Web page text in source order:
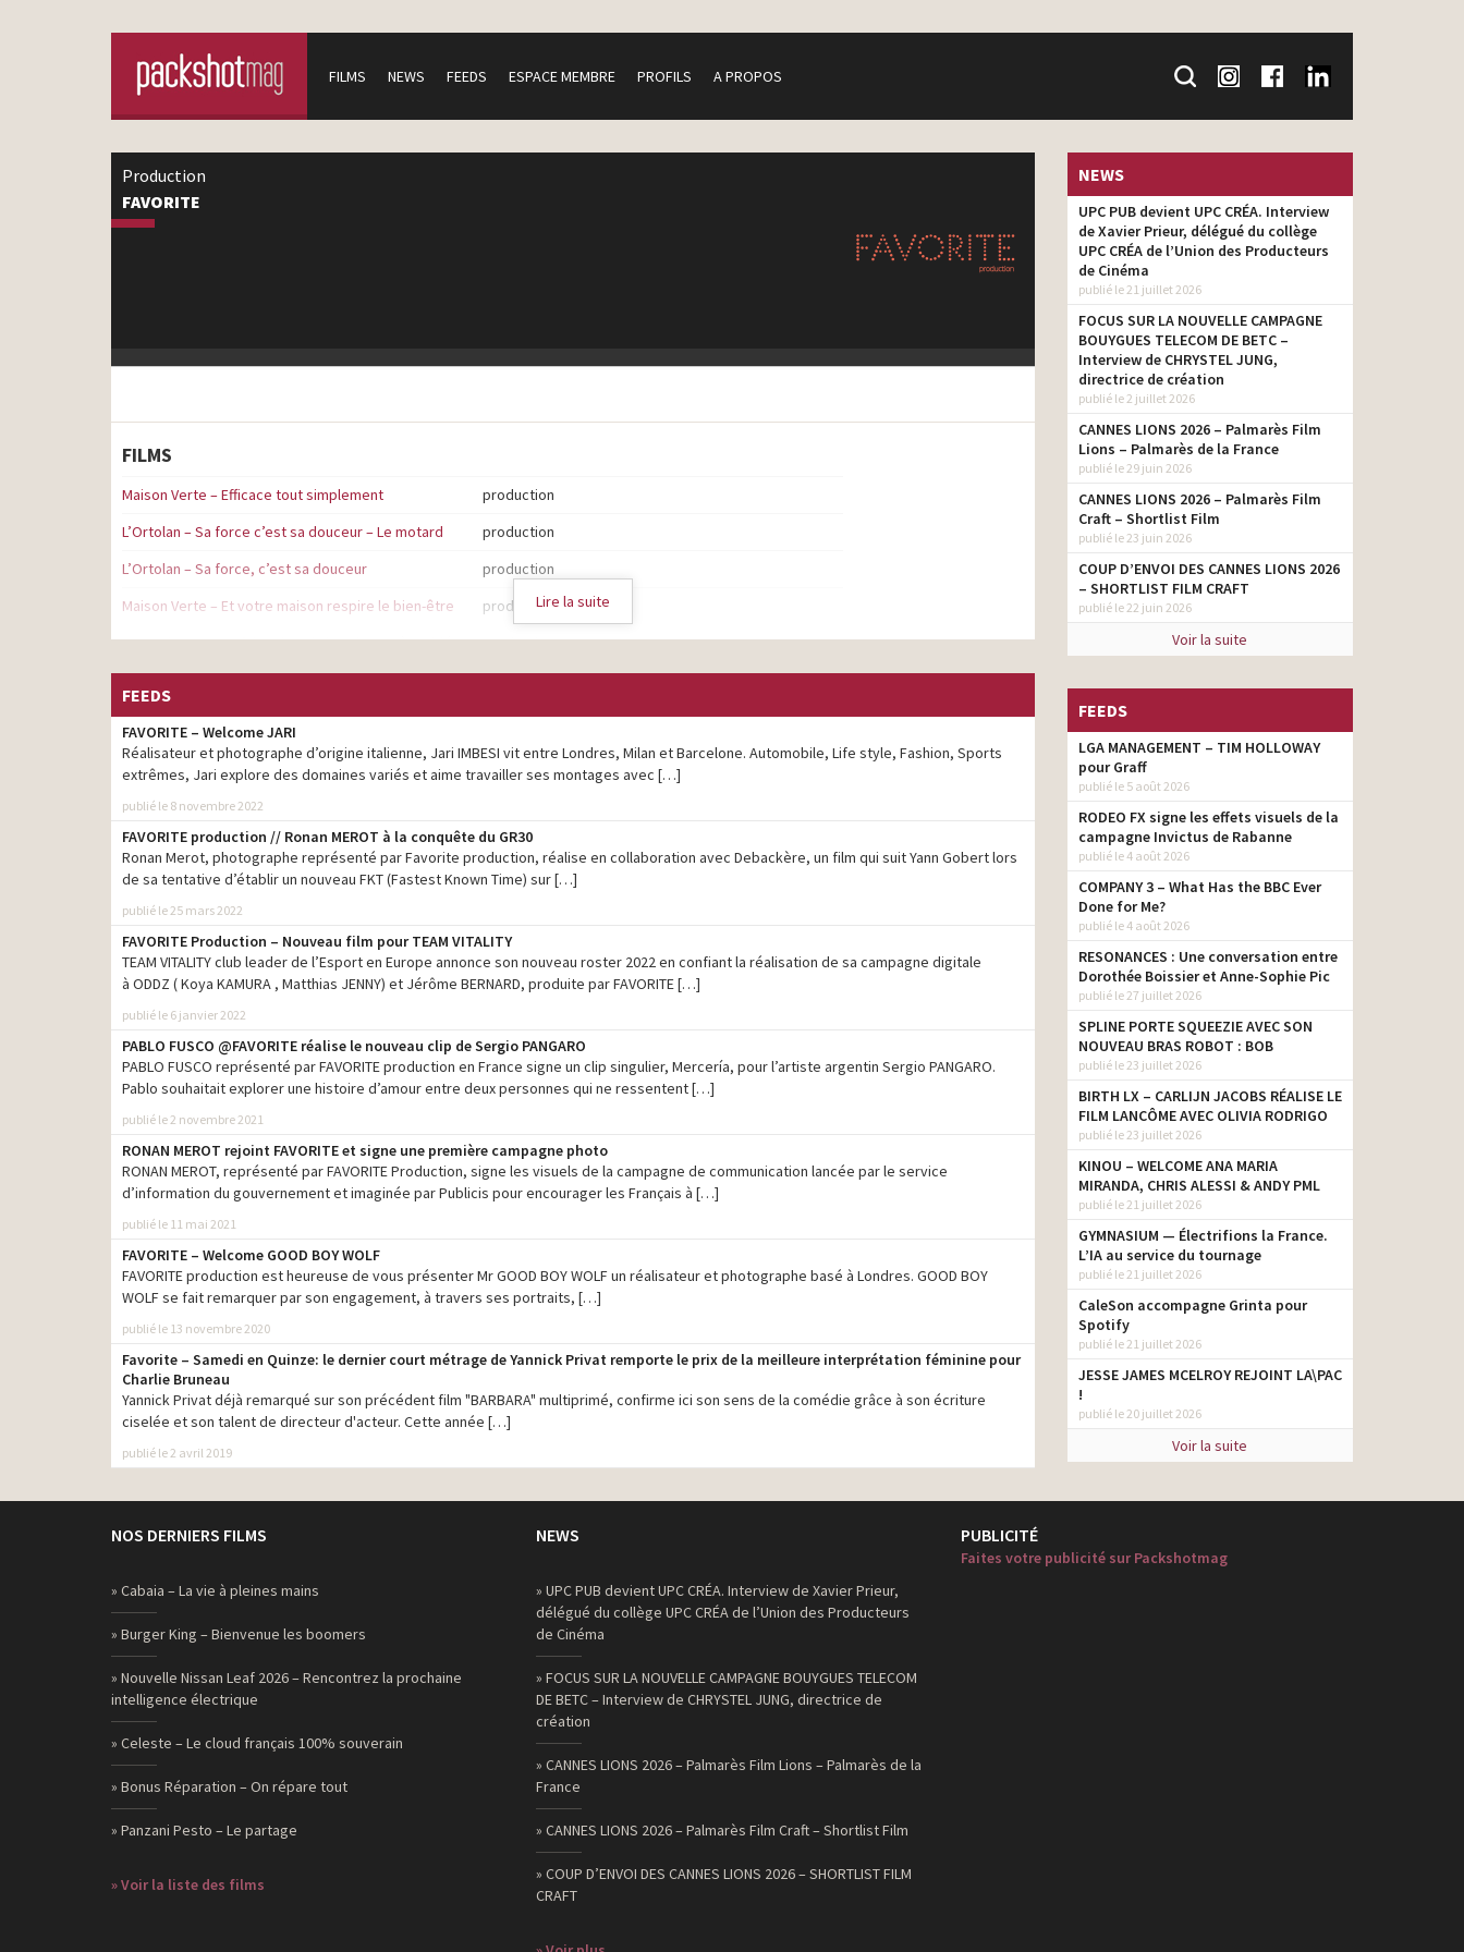
FILMS NEWS FEEDS ESPACE MEMBRE PROFILS A PROPOS
Production
FAVORITE
FILMS
Maison Verte – Efficace tout simplement
production
L’Ortolan – Sa force c’est sa douceur – Le motard
production
L’Ortolan – Sa force, c’est sa douceur
production
Maison Verte – Et votre maison respire le bien-être
production
Sanytol – Vous ne faites jamais les choses à moitié
production
Smectalia – C’est pas le moment – 2021
production
Croustipate – Les Croustimecs
production
Candia – Le lait aussi ça se choisit
production
Lire la suite
FEEDS
FAVORITE – Welcome JARI
Réalisateur et photographe d’origine italienne, Jari IMBESI vit entre Londres, Milan et Barcelone. Automobile, Life style, Fashion, Sports
extrêmes, Jari explore des domaines variés et aime travailler ses montages avec […]
publié le 8 novembre 2022
FAVORITE production // Ronan MEROT à la conquête du GR30
Ronan Merot, photographe représenté par Favorite production, réalise en collaboration avec Debackère, un film qui suit Yann Gobert lors
de sa tentative d’établir un nouveau FKT (Fastest Known Time) sur […]
publié le 25 mars 2022
FAVORITE Production – Nouveau film pour TEAM VITALITY
TEAM VITALITY club leader de l’Esport en Europe annonce son nouveau roster 2022 en confiant la réalisation de sa campagne digitale
à ODDZ ( Koya KAMURA , Matthias JENNY) et Jérôme BERNARD, produite par FAVORITE […]
publié le 6 janvier 2022
PABLO FUSCO @FAVORITE réalise le nouveau clip de Sergio PANGARO
PABLO FUSCO représenté par FAVORITE production en France signe un clip singulier, Mercería, pour l’artiste argentin Sergio PANGARO.
Pablo souhaitait explorer une histoire d’amour entre deux personnes qui ne ressentent […]
publié le 2 novembre 2021
RONAN MEROT rejoint FAVORITE et signe une première campagne photo
RONAN MEROT, représenté par FAVORITE Production, signe les visuels de la campagne de communication lancée par le service
d’information du gouvernement et imaginée par Publicis pour encourager les Français à […]
publié le 11 mai 2021
FAVORITE – Welcome GOOD BOY WOLF
FAVORITE production est heureuse de vous présenter Mr GOOD BOY WOLF un réalisateur et photographe basé à Londres. GOOD BOY
WOLF se fait remarquer par son engagement, à travers ses portraits, […]
publié le 13 novembre 2020
Favorite – Samedi en Quinze: le dernier court métrage de Yannick Privat remporte le prix de la meilleure interprétation féminine pour
Charlie Bruneau
Yannick Privat déjà remarqué sur son précédent film "BARBARA" multiprimé, confirme ici son sens de la comédie grâce à son écriture
ciselée et son talent de directeur d'acteur. Cette année […]
publié le 2 avril 2019
NEWS
UPC PUB devient UPC CRÉA. Interview
de Xavier Prieur, délégué du collège
UPC CRÉA de l’Union des Producteurs
de Cinéma
publié le 21 juillet 2026
FOCUS SUR LA NOUVELLE CAMPAGNE
BOUYGUES TELECOM DE BETC –
Interview de CHRYSTEL JUNG,
directrice de création
publié le 2 juillet 2026
CANNES LIONS 2026 – Palmarès Film
Lions – Palmarès de la France
publié le 29 juin 2026
CANNES LIONS 2026 – Palmarès Film
Craft – Shortlist Film
publié le 23 juin 2026
COUP D’ENVOI DES CANNES LIONS 2026
– SHORTLIST FILM CRAFT
publié le 22 juin 2026
Voir la suite
FEEDS
LGA MANAGEMENT – TIM HOLLOWAY
pour Graff
publié le 5 août 2026
RODEO FX signe les effets visuels de la
campagne Invictus de Rabanne
publié le 4 août 2026
COMPANY 3 – What Has the BBC Ever
Done for Me?
publié le 4 août 2026
RESONANCES : Une conversation entre
Dorothée Boissier et Anne-Sophie Pic
publié le 27 juillet 2026
SPLINE PORTE SQUEEZIE AVEC SON
NOUVEAU BRAS ROBOT : BOB
publié le 23 juillet 2026
BIRTH LX – CARLIJN JACOBS RÉALISE LE
FILM LANCÔME AVEC OLIVIA RODRIGO
publié le 23 juillet 2026
KINOU – WELCOME ANA MARIA
MIRANDA, CHRIS ALESSI & ANDY PML
publié le 21 juillet 2026
GYMNASIUM — Électrifions la France.
L’IA au service du tournage
publié le 21 juillet 2026
CaleSon accompagne Grinta pour
Spotify
publié le 21 juillet 2026
JESSE JAMES MCELROY REJOINT LA\PAC
!
publié le 20 juillet 2026
Voir la suite
NOS DERNIERS FILMS
» Cabaia – La vie à pleines mains
» Burger King – Bienvenue les boomers
» Nouvelle Nissan Leaf 2026 – Rencontrez la prochaine
intelligence électrique
» Celeste – Le cloud français 100% souverain
» Bonus Réparation – On répare tout
» Panzani Pesto – Le partage
» Voir la liste des films
NEWS
» UPC PUB devient UPC CRÉA. Interview de Xavier Prieur,
délégué du collège UPC CRÉA de l’Union des Producteurs
de Cinéma
» FOCUS SUR LA NOUVELLE CAMPAGNE BOUYGUES TELECOM
DE BETC – Interview de CHRYSTEL JUNG, directrice de
création
» CANNES LIONS 2026 – Palmarès Film Lions – Palmarès de la
France
» CANNES LIONS 2026 – Palmarès Film Craft – Shortlist Film
» COUP D’ENVOI DES CANNES LIONS 2026 – SHORTLIST FILM
CRAFT
PUBLICITÉ
Faites votre publicité sur Packshotmag